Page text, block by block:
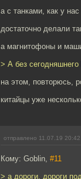
а с танками, как у
достаточно делали
а магнитофоны и
> А без
на этом, повторюсь,
китайцы уже
отправлено 11.07.19 20:42
Кому: Goblin, #11
> а дороги, дороги